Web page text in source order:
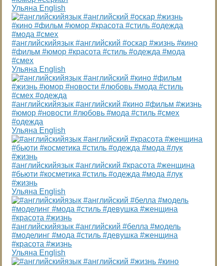
Ульяна English
#английскийязык #английский #оскар #жизнь #кино
#фильм #юмор #красота #стиль #одежда #мода
#смех
Ульяна English
#английскийязык #английский #кино #фильм #жизнь
#юмор #новости #любовь #мода #стиль #смех
#одежда
Ульяна English
#английскийязык #английский #красота #женщина
#бьюти #косметика #стиль #одежда #мода #лук
#жизнь
Ульяна English
#английскийязык #английский #белла #модель
#моделинг #мода #стиль #девушка #женщина
#красота #жизнь
Ульяна English